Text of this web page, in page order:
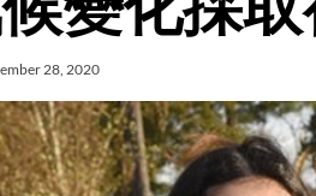
28, 2020